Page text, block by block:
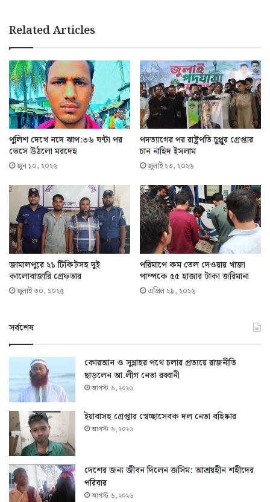
Related Articles
পুলিশ দেখে নদে ঝাপ:৩৬ ঘন্টা পর
ভেসে উঠলো মরদেহ
জুন ১০, ২০২৬
পদত্যাগের পর রাষ্ট্রপতি চুপ্পুর গ্রেপ্তার
চান নাহিদ ইসলাম
জুলাই ২৩, ২০২৬
জামালপুরে ২১ টিকিটসহ দুই
কালোবাজারি গ্রেফতার
জুলাই ৩০, ২০২৫
পরিমাপে কম তেল দেওয়ায় খাজা
পাম্পকে ৫৫ হাজার টাকা জরিমানা
এপ্রিল ২৯, ২০২৬
সর্বশেষ
কোরআন ও সুন্নাহর পথে চলার প্রত্যয়ে রাজনীতি
ছাড়লেন আ.লীগ নেতা রব্বানী
আগস্ট ৬, ২০২৬
ইয়াবাসহ গ্রেপ্তার স্বেচ্ছাসেবক দল নেতা বহিষ্কার
আগস্ট ৬, ২০২৬
দেশের জন্য জীবন দিলেন জসিম: আশ্রয়হীন শহীদের
পরিবার
আগস্ট ৬, ২০২৬